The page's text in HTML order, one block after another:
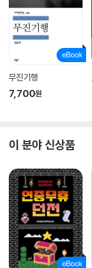
무진기행
7,700원
이 분야 신상품